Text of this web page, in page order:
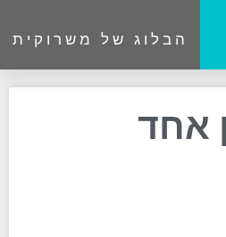
הבלוג של משרוקית
אחד